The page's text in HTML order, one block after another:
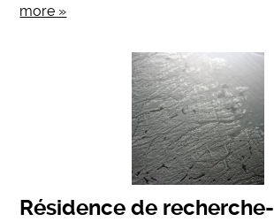
more »
Résidence de recherche-